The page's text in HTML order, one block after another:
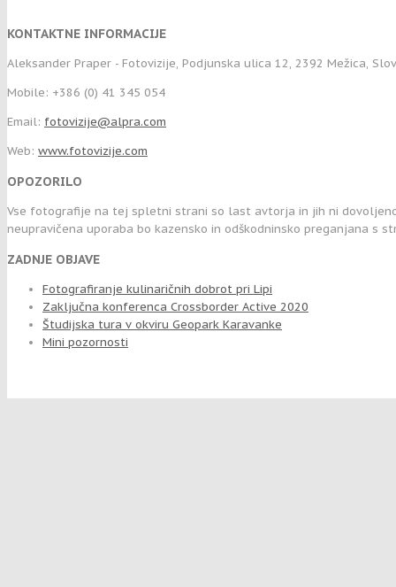
KONTAKTNE INFORMACIJE
Aleksander Praper - Fotovizije, Podjunska ulica 12, 2392 Mežica,
Mobile: +386 (0) 41 345 054
Email: fotovizije@alpra.com
Web: www.fotovizije.com
OPOZORILO
Vse fotografije na tej spletni strani so last avtorja in jih ni
neupravičena uporaba bo kazensko in odškodninsko preganjana s
ZADNJE OBJAVE
Fotografiranje kulinaričnih dobrot pri Lipi
Zaključna konferenca Crossborder Active 2020
Študijska tura v okviru Geopark Karavanke
Mini pozornosti